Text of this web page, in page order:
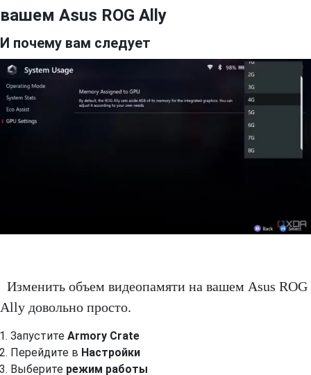
вашем Asus ROG Ally
И почему вам следует
Изменить объем видеопамяти на вашем Asus ROG
Ally довольно просто.
Запустите Armory Crate
Перейдите в Настройки
Выберите режим работы